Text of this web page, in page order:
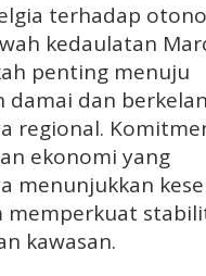
terhadap
kedaulatan
penting menuju
damai dan
regional.
ekonomi yang
menunjukkan
memperkuat
kawasan.